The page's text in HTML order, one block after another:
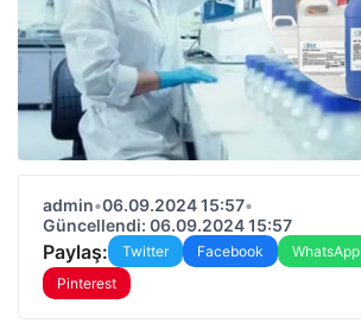
admin•06.09.2024 15:57•
Güncellendi: 06.09.2024 15:57
Paylaş: Twitter Facebook WhatsApp
Pinterest